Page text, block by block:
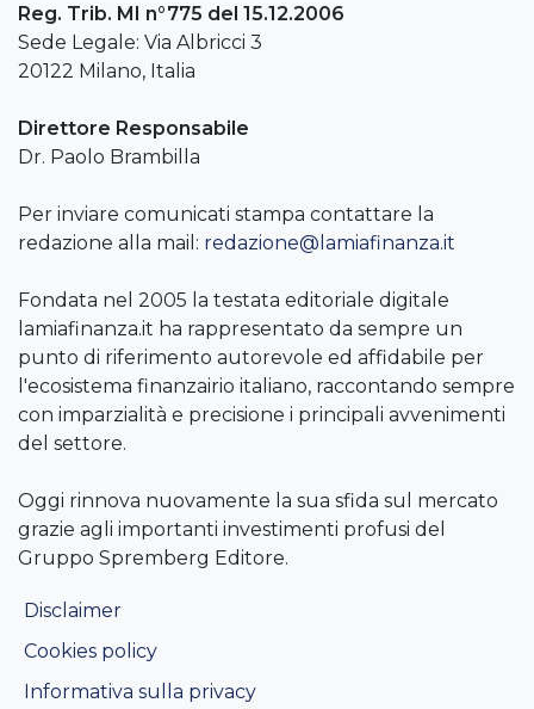
Reg. Trib. MI n°775 del 15.12.2006
Sede Legale: Via Albricci 3
20122 Milano, Italia
Direttore Responsabile
Dr. Paolo Brambilla
Per inviare comunicati stampa contattare la
redazione alla mail: redazione@lamiafinanza.it
Fondata nel 2005 la testata editoriale digitale
lamiafinanza.it ha rappresentato da sempre un
punto di riferimento autorevole ed affidabile per
l'ecosistema finanzairio italiano, raccontando sempre
con imparzialità e precisione i principali avvenimenti
del settore.
Oggi rinnova nuovamente la sua sfida sul mercato
grazie agli importanti investimenti profusi del
Gruppo Spremberg Editore.
Disclaimer
Cookies policy
Informativa sulla privacy